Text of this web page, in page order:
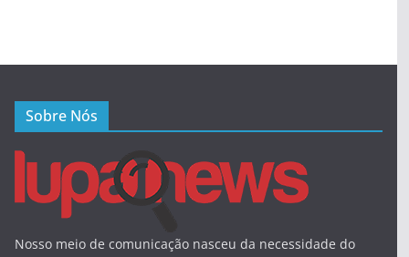
Sobre Nós
Nosso meio de comunicação nasceu da necessidade do